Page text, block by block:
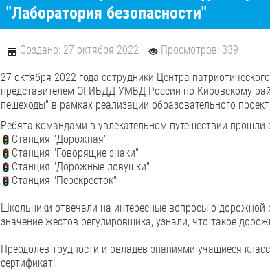
"Лаборатория безопасности"
Создано: 27 октября 2022 Просмотров: 339
27 октября 2022 года сотрудники Центра
представителем ОГИБДД УМВД России по Кировскому
пешеходы" в рамках реализации образовательного
Ребята командами в увлекательном путешествии
Станция "Дорожная"
Станция "Говорящие знаки"
Станция "Дорожные ловушки"
Станция "Перекрёсток"
Школьники отвечали на интересные вопросы о
значение жестов регулировщика, узнали, что такое
Преодолев трудности и овладев знаниями учащиеся
сертификат!